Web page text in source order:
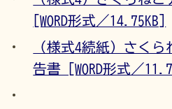
[WORD形式／14.75KB]
（様式4続紙）さく
告書 [WORD形式／